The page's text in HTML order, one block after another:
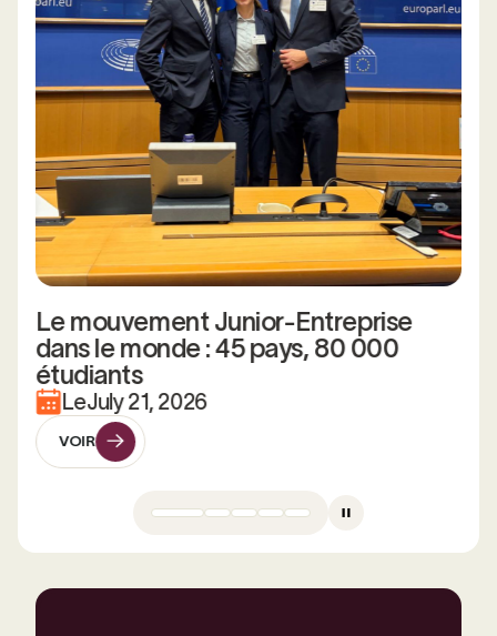
Le mouvement Junior-Entreprise
dans le monde : 45 pays, 80 000
étudiants
LeJuly 21, 2026
VOIR